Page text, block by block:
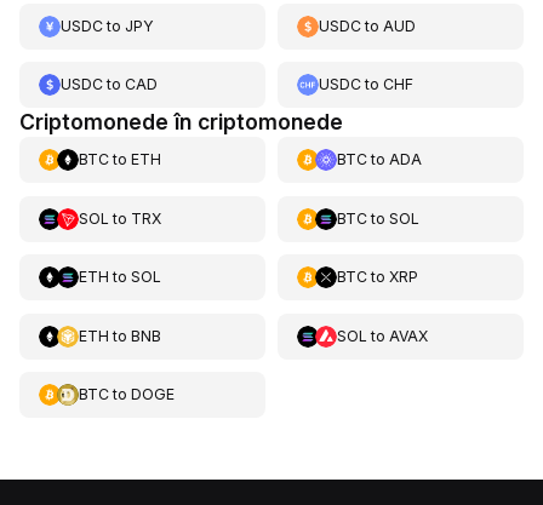
USDCto JPY USDCto AUD
USDCto CAD USDCtoCHF
Criptomonede în criptomonede
BTCto ETH BTCto ADA
SOL to TRX BTCto SOL
ETH to SOL BTCto XRP
ETH to BNB SOL to AVAX
BTCto DOGE